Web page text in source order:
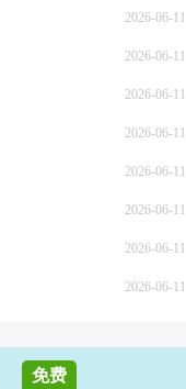
2026-06-11
2026-06-11
2026-06-11
2026-06-11
2026-06-11
2026-06-11
2026-06-11
2026-06-11
免费